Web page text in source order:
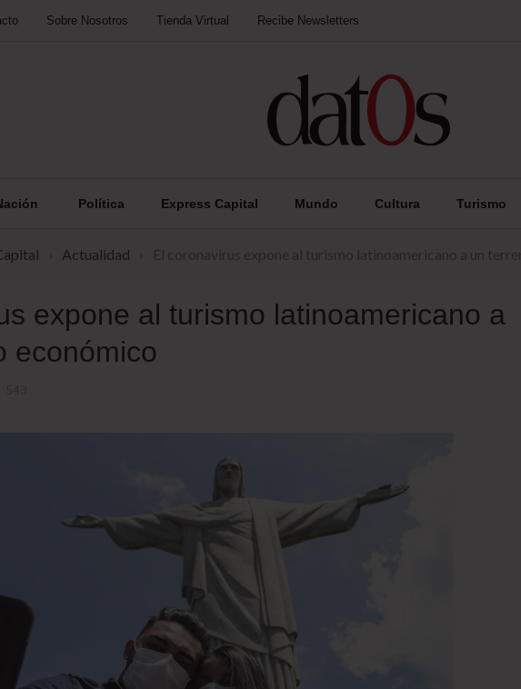
Sobre Nosotros Tienda Virtual Recibe Newsletters
Política Express Capital Mundo Cultura Turismo
Actualidad
expone al turismo latinoamericano a
económico